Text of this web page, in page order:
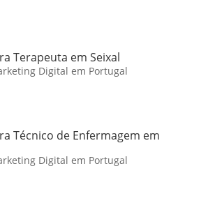
Terapeuta em Seixal
Digital em Portugal
Técnico de Enfermagem em
Digital em Portugal